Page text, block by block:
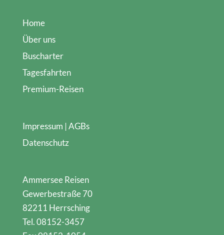
Home
Über uns
Buscharter
Tagesfahrten
Premium-Reisen
Impressum | AGBs
Datenschutz
Ammersee Reisen
Gewerbestraße 70
82211 Herrsching
Tel. 08152-3457